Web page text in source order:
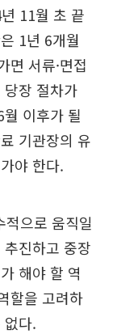
11월 초 끝
1년 6개월
면 서류·면접
장 절차가
이후가 될
기관장의 유
야 한다.
으로 움직일
진하고 중장
해야 할 역
할을 고려하
없다.